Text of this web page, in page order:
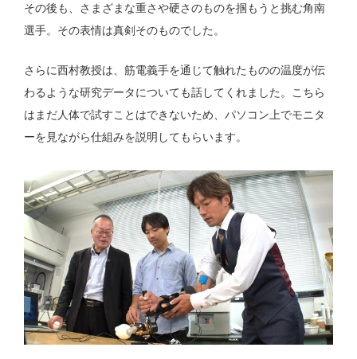
その後も、さまざまな重さや硬さのものを掴もうと挑む角南
選手。その表情は真剣そのものでした。
さらに西村教授は、筋電義手を通じて触れたものの温度が伝
わるような研究データについても話してくれました。こちら
はまだ人体で試すことはできないため、パソコン上でモニタ
ーを見ながら仕組みを説明してもらいます。